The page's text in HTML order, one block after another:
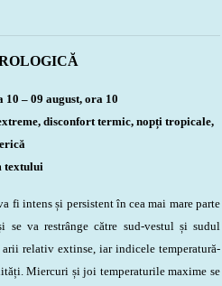
– 09 august, ora 10
disconfort termic, nopți tropicale,
textului
intens și persistent în cea mai mare parte
se va restrânge către sud-vestul și sudul
relativ extinse, iar indicele temperatură-
Miercuri și joi temperaturile maxime se